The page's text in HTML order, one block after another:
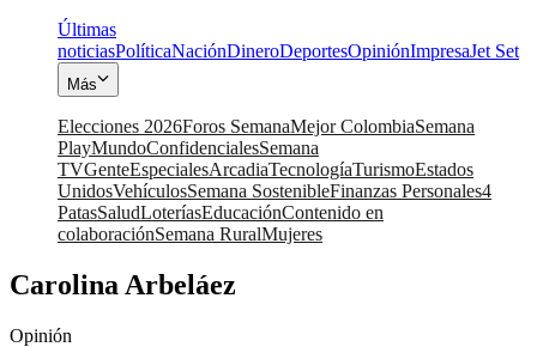
Últimas
noticiasPolíticaNaciónDineroDeportesOpiniónImpresaJet Set
Más
Elecciones 2026Foros SemanaMejor ColombiaSemana
PlayMundoConfidencialesSemana
TVGenteEspecialesArcadiaTecnologíaTurismoEstados
UnidosVehículosSemana SostenibleFinanzas Personales4
PatasSaludLoteríasEducaciónContenido en
colaboraciónSemana RuralMujeres
Carolina Arbeláez
Opinión